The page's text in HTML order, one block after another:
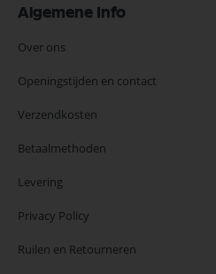
Algemene Info
Over ons
Openingstijden en contact
Verzendkosten
Betaalmethoden
Levering
Privacy Policy
Ruilen en Retourneren